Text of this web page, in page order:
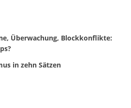
Überwachung, Blockkonflikte:
in zehn Sätzen